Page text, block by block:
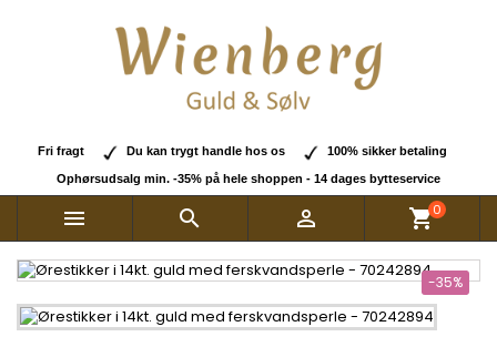
Fri fragt Du kan trygt handle hos os 100% sikker betaling
Ophørsudsalg min. -35% på hele shoppen - 14 dages bytteservice
   shopping_cart0
-35%